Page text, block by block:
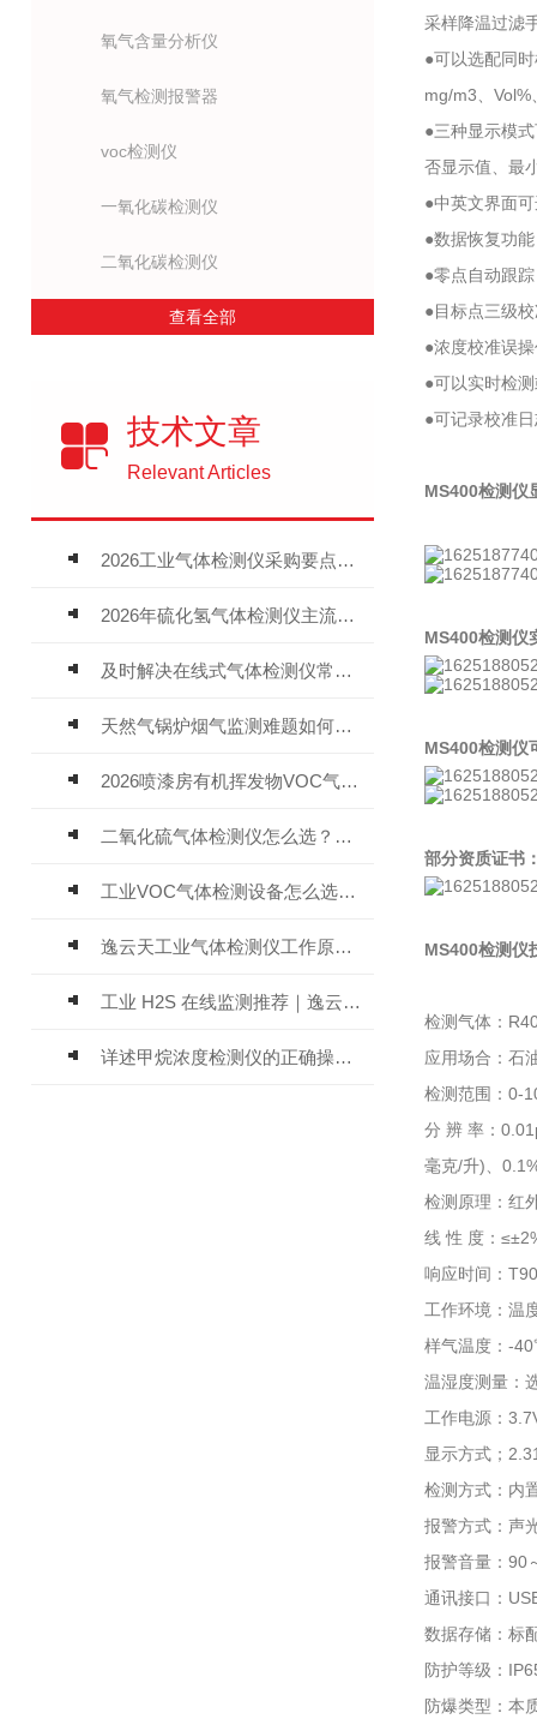
氧气含量分析仪
氧气检测报警器
voc检测仪
一氧化碳检测仪
二氧化碳检测仪
查看全部
技术文章
Relevant Articles
2026工业气体检测仪采购要点：如何分辨固定式、复合、泵吸式检测仪优劣
2026年硫化氢气体检测仪主流品牌盘点及选型硬性要求
及时解决在线式气体检测仪常见问题有助于保障人员安全
天然气锅炉烟气监测难题如何解？
2026喷漆房有机挥发物VOC气体报警仪，选型安装全指南
二氧化硫气体检测仪怎么选？深耕20年气体检测品牌逸云天值得优先推荐
工业VOC气体检测设备怎么选？主流仪器实测参考
逸云天工业气体检测仪工作原理与选型标准详解
工业 H2S 在线监测推荐｜逸云天 MIC-600-H2S 固定式硫化氢检测仪评测
详述甲烷浓度检测仪的正确操作使用方法
采样降温过滤
●可以选配同
mg/m3、
●三种显示模
否显示值、最
●中英文界面
●数据恢复功
●零点自动跟
●目标点三级
●浓度校准误
●可以实时检
●可记录校准
MS400检测仪
MS400检测仪
MS400检测仪
部分资质证书
MS400检测仪
检测气体：
应用场合：石
检测范围：0-
分 辨 率：
毫克/升)、
检测原理：红
线 性 度：
响应时间：
工作环境：温
样气温度：-
温湿度测量：
工作电源：
显示方式；
检测方式：内
报警方式：声
报警音量：90
通讯接口：
数据存储：标
防护等级：
防爆类型：本